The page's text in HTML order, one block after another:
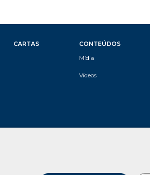
CARTAS
CONTEÚDOS
Mídia
Vídeos